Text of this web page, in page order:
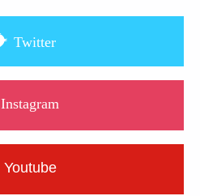
Twitter
Instagram
Youtube